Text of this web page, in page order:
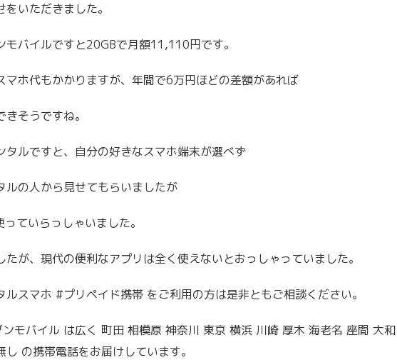
をいただきました。
モバイルですと20GBで月額11,110円です。
マホ代もかかりますが、年間で6万円ほどの差額があれば
そうですね。
タルですと、自分の好きなスマホ端末が選べず
ルの人から見せてもらいましたが
ていらっしゃいました。
たが、現代の便利なアプリは全く使えないとおっしゃっていました。
スマホ #プリペイド携帯 をご利用の方は是非ともご相談ください。
モバイル は広く 町田 相模原 神奈川 東京 横浜 川崎 厚木 海老名 座間 大
の携帯電話をお届けしています。